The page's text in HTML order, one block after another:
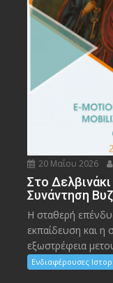
20 Μαΐου 2026
Στο
Συνάντηση
Η σταθερή
εκπαίδευση και η
εξωστρέφεια
Ενδιαφέρουσες